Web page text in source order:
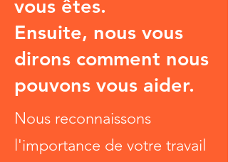
vous êtes.
Ensuite, nous vous
dirons comment nous
pouvons vous aider.
Nous reconnaissons
l'importance de votre travail